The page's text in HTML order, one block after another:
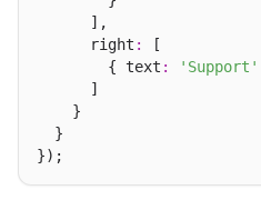
      ],
      right
:
[
        { text
: 'Support'
      ]
    }
  }